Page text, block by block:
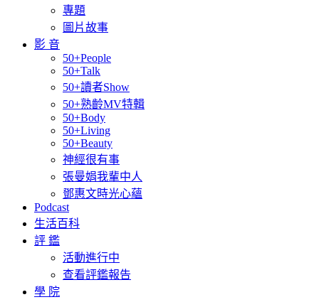
專題
圖片故事
影 音
50+People
50+Talk
50+讀者Show
50+熟齡MV特輯
50+Body
50+Living
50+Beauty
神經很有事
張曼娟我輩中人
鄧惠文時光心蘊
Podcast
生活百科
評 鑑
活動進行中
查看評鑑報告
學 院